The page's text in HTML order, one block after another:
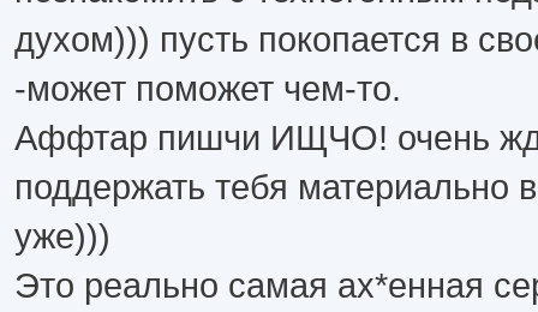
духом))) пусть покопается в
-может поможет чем-то.
Аффтар пишчи ИЩЧО! очень
поддержать тебя материально
уже)))
Это реально самая ах*енная